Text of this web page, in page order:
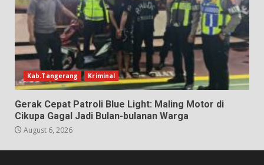
Kab.Tangerang Kriminal
Gerak Cepat Patroli Blue Light: Maling Motor di
Cikupa Gagal Jadi Bulan-bulanan Warga
August 6, 2026